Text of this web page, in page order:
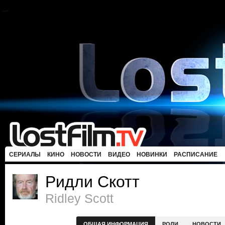
СЕРИАЛЫ КИНО НОВОСТИ ВИДЕО НОВИНКИ РАСПИСАНИЕ
Ридли Скотт
Ridley Scott